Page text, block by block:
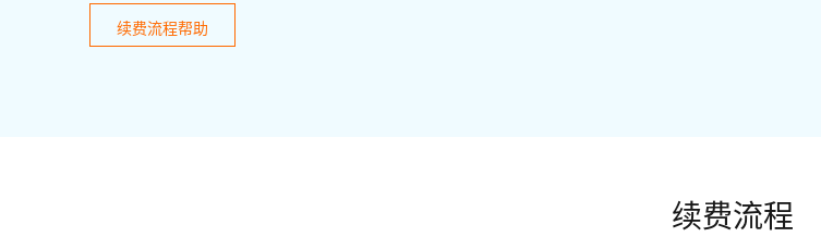
续费流程帮助
续费流程